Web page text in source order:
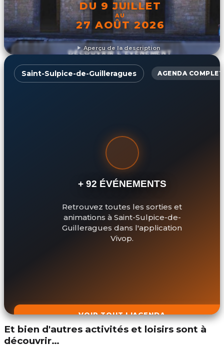
Aperçu de la description
DU 9 JUILLET
AU
27 AOÛT 2026
DÉCOUVRIR L'ÉVÉNEMENT
Saint-Sulpice-de-Guilleragues AGENDA COMPLET
+ 92 ÉVÉNEMENTS
Retrouvez toutes les sorties et
animations à Saint-Sulpice-de-
Guilleragues dans l'application
Vivop.
VOIR TOUT L'AGENDA
Et bien d'autres activités et loisirs sont à
découvrir…